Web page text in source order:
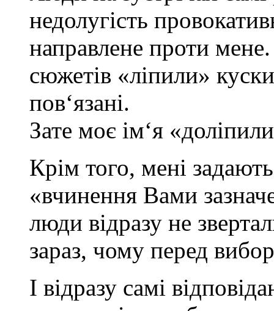
недолугість
направлене проти
сюжетів «ліпили»
пов‘язані.
Зате моє ім‘я
Крім того, мені
«вчинення Вами
люди відразу не
зараз, чому перед
І відразу самі